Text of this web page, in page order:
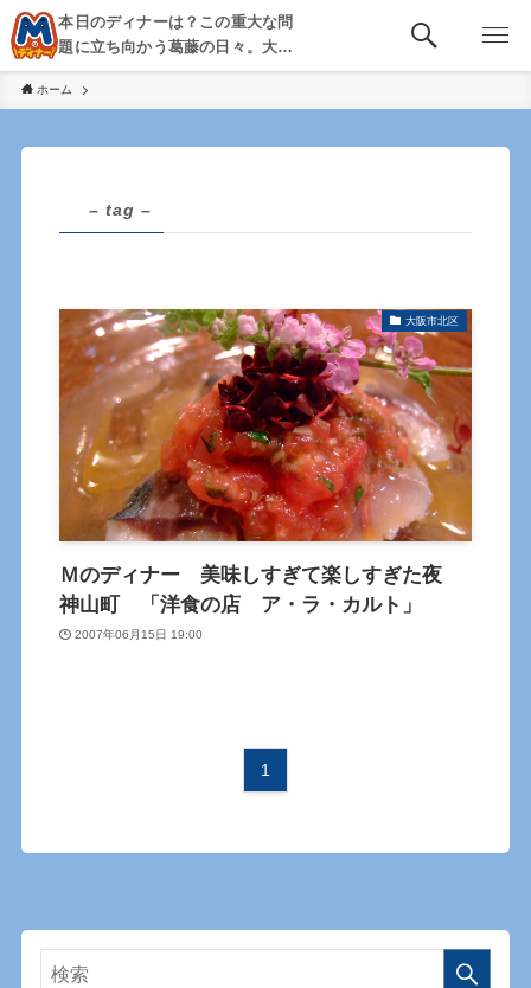
本日のディナーは？この重大な問
題に立ち向かう葛藤の日々。大
阪・京都・神戸を中心とした食べ
歩き、飲み歩きを綴る。
ホーム
– tag –
大阪市北区
Ｍのディナー 美味しすぎて楽しすぎた夜
神山町 「洋食の店 ア・ラ・カルト」
2007年06月15日 19:00
1